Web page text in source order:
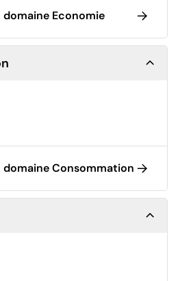
Economie
domaine Consommation